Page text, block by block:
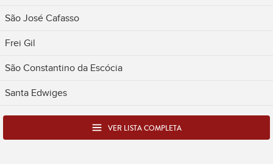
São José Cafasso
Frei Gil
São Constantino da Escócia
Santa Edwiges
VER LISTA COMPLETA